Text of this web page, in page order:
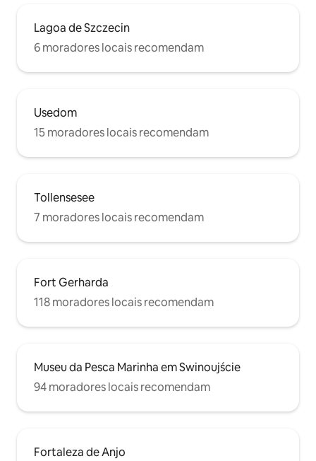
Lagoa de Szczecin
6 moradores locais recomendam
Usedom
15 moradores locais recomendam
Tollensesee
7 moradores locais recomendam
Fort Gerharda
118 moradores locais recomendam
Museu da Pesca Marinha em Swinoujście
94 moradores locais recomendam
Fortaleza de Anjo